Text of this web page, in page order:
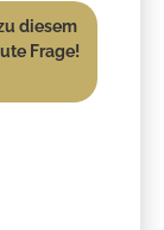
diesem
Frage!